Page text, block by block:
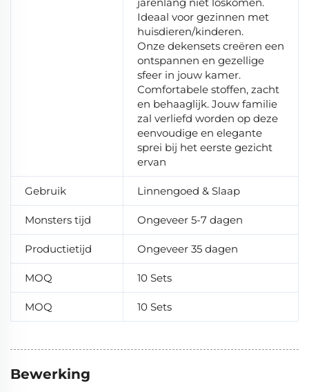
Ideaal voor gezinnen met
huisdieren/kinderen.
Onze dekensets creëren een
ontspannen en gezellige
sfeer in jouw kamer.
Comfortabele stoffen, zacht
en behaaglijk. Jouw familie
zal verliefd worden op deze
eenvoudige en elegante
sprei bij het eerste gezicht
ervan
Gebruik Linnengoed & Slaap
Monsters tijd Ongeveer 5-7 dagen
Productietijd Ongeveer 35 dagen
MOQ 10 Sets
MOQ 10 Sets
Bewerking